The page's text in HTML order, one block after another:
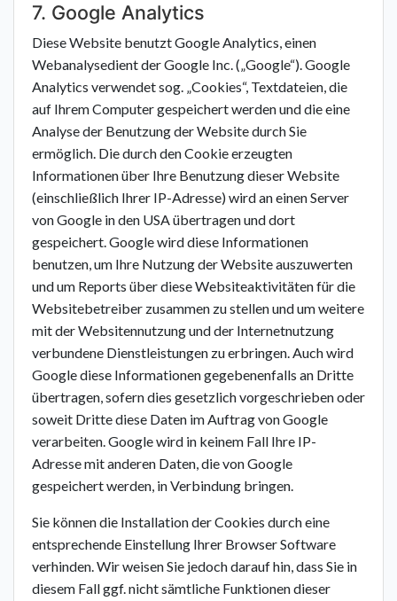
7. Google Analytics
Diese Website benutzt Google Analytics, einen
Webanalysedient der Google Inc. („Google“). Google
Analytics verwendet sog. „Cookies“, Textdateien, die
auf Ihrem Computer gespeichert werden und die eine
Analyse der Benutzung der Website durch Sie
ermöglich. Die durch den Cookie erzeugten
Informationen über Ihre Benutzung dieser Website
(einschließlich Ihrer IP-Adresse) wird an einen Server
von Google in den USA übertragen und dort
gespeichert. Google wird diese Informationen
benutzen, um Ihre Nutzung der Website auszuwerten
und um Reports über diese Websiteaktivitäten für die
Websitebetreiber zusammen zu stellen und um weitere
mit der Websitennutzung und der Internetnutzung
verbundene Dienstleistungen zu erbringen. Auch wird
Google diese Informationen gegebenenfalls an Dritte
übertragen, sofern dies gesetzlich vorgeschrieben oder
soweit Dritte diese Daten im Auftrag von Google
verarbeiten. Google wird in keinem Fall Ihre IP-
Adresse mit anderen Daten, die von Google
gespeichert werden, in Verbindung bringen.
Sie können die Installation der Cookies durch eine
entsprechende Einstellung Ihrer Browser Software
verhinden. Wir weisen Sie jedoch darauf hin, dass Sie in
diesem Fall ggf. nicht sämtliche Funktionen dieser